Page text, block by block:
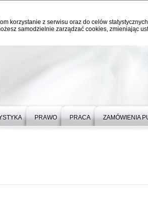
korzystanie z serwisu oraz do celów
samodzielnie zarządzać cookies, zmieniając
PRAWO PRACA ZAMÓWIENIA